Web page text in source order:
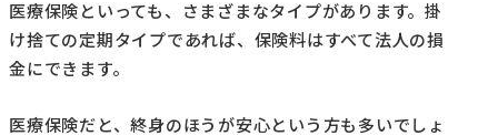
医療保険といっても、さまざまなタイプがあります。掛
け捨ての定期タイプであれば、保険料はすべて法人の損
金にできます。
医療保険だと、終身のほうが安心という方も多いでしょ